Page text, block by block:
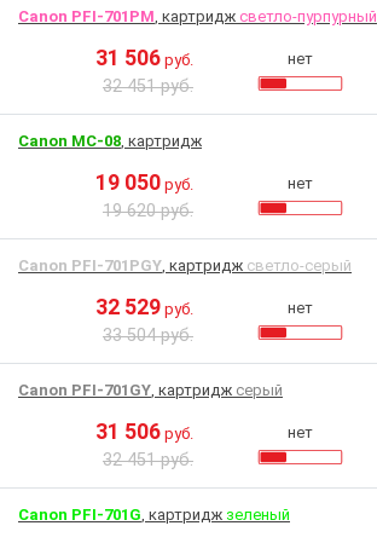
Canon PFI-701PM, картридж светло-пурпурный
31 506 руб.
32 451 руб.
нет
Canon MC-08, картридж
19 050 руб.
19 620 руб.
нет
Canon PFI-701PGY, картридж светло-серый
32 529 руб.
33 504 руб.
нет
Canon PFI-701GY, картридж серый
31 506 руб.
32 451 руб.
нет
Canon PFI-701G, картридж зеленый